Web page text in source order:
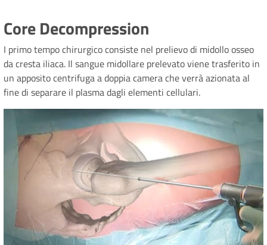
Core Decompression
I primo tempo chirurgico consiste nel prelievo di midollo osseo
da cresta iliaca. Il sangue midollare prelevato viene trasferito in
un apposito centrifuga a doppia camera che verrà azionata al
fine di separare il plasma dagli elementi cellulari.